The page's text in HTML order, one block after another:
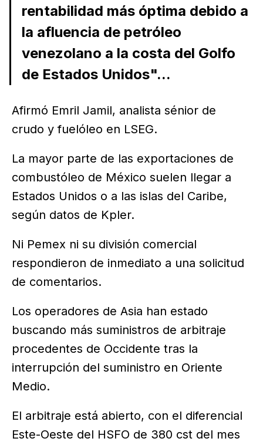
rentabilidad más óptima debido a
la afluencia de petróleo
venezolano a la costa del Golfo
de Estados Unidos"...
Afirmó Emril Jamil, analista sénior de
crudo y fuelóleo en LSEG.
La mayor parte de las exportaciones de
combustóleo de México suelen llegar a
Estados Unidos o a las islas del Caribe,
según datos de Kpler.
Ni Pemex ni su división comercial
respondieron de inmediato a una solicitud
de comentarios.
Los operadores de Asia han estado
buscando más suministros de arbitraje
procedentes de Occidente tras la
interrupción del suministro en Oriente
Medio.
El arbitraje está abierto, con el diferencial
Este-Oeste del HSFO de 380 cst del mes